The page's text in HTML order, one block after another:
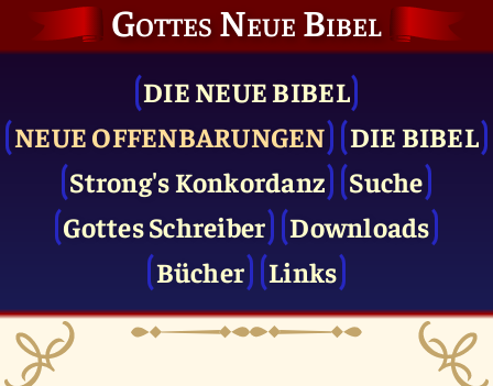
Gottes Neue Bibel
DIE NEUE BIBEL
NEUE OFFENBARUNGEN
DIE BIBEL
Strong's Konkordanz
Suche
Gottes Schreiber
Downloads
Bücher
Links